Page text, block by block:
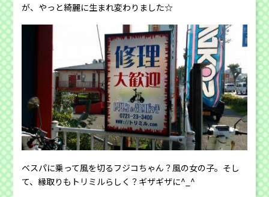
が、やっと綺麗に生まれ変わりました☆
ベスパに乗って風を切るフジコちゃん？風の女の子。そし
て、縁取りもトリミルらしく？ギザギザに^_^